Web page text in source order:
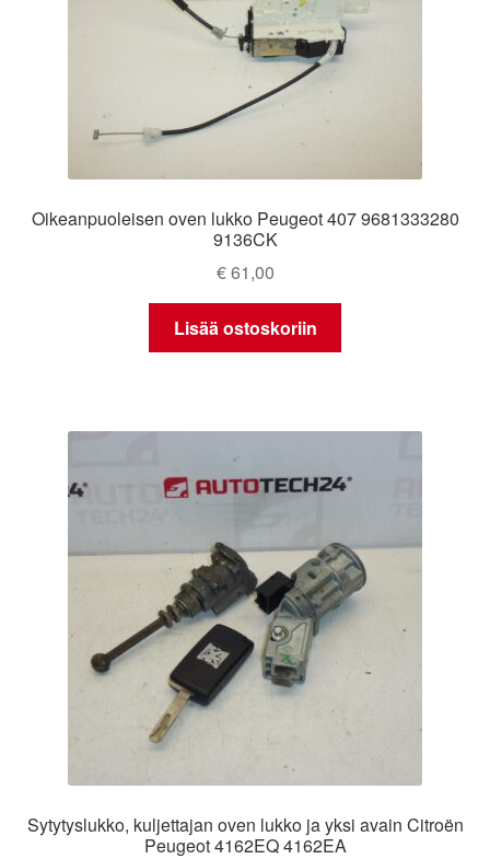
Oikeanpuoleisen oven lukko Peugeot 407 9681333280
9136CK
€61,00
Lisää ostoskoriin
Sytytyslukko, kuljettajan oven lukko ja yksi avain Citroën
Peugeot 4162EQ 4162EA